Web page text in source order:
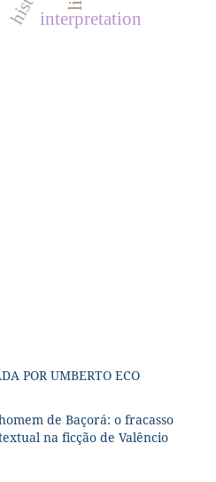
interpretation
POR UMBERTO ECO
de Baçorá: o fracasso
na ficção de Valêncio